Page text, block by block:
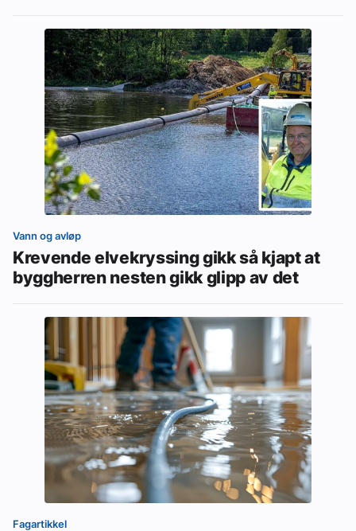
Vann og avløp
Krevende elvekryssing gikk så kjapt at
byggherren nesten gikk glipp av det
Fagartikkel